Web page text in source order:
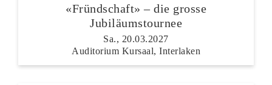
«Fründschaft» – die grosse
Jubiläumstournee
Sa., 20.03.2027
Auditorium Kursaal, Interlaken